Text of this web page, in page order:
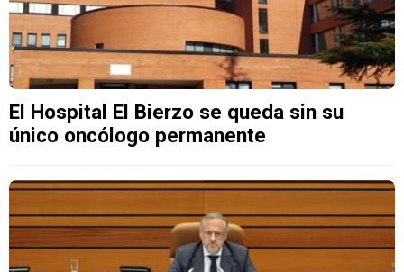
El Hospital El Bierzo se queda sin su
único oncólogo permanente